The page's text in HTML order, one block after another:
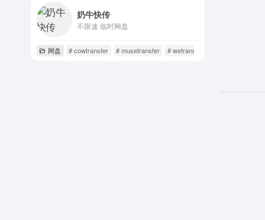
奶牛快传
不限速 临时网盘
网盘 # cowtransfer # musetransfer # wetransfer